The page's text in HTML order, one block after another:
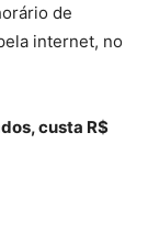
de
internet, no
custa R$